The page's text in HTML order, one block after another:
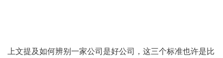
上文提及如何辨别一家公司是好公司，这三个标准也许是比